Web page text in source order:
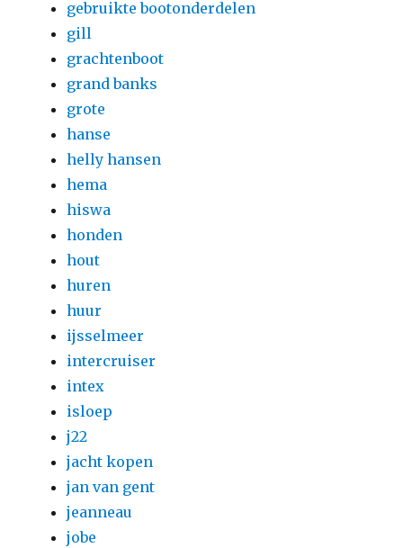
gebruikte bootonderdelen
gill
grachtenboot
grand banks
grote
hanse
helly hansen
hema
hiswa
honden
hout
huren
huur
ijsselmeer
intercruiser
intex
isloep
j22
jacht kopen
jan van gent
jeanneau
jobe